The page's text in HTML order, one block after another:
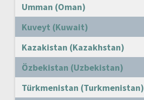
Umman (Oman)
Kuveyt (Kuwait)
Kazakistan (Kazakhstan)
Özbekistan (Uzbekistan)
Türkmenistan (Turkmenistan)